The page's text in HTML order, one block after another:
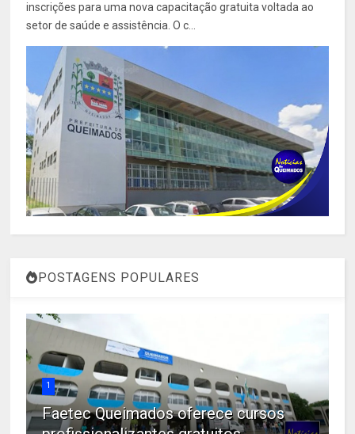
inscrições para uma nova capacitação gratuita voltada ao
setor de saúde e assistência. O c...
POSTAGENS POPULARES
1
Faetec Queimados oferece cursos